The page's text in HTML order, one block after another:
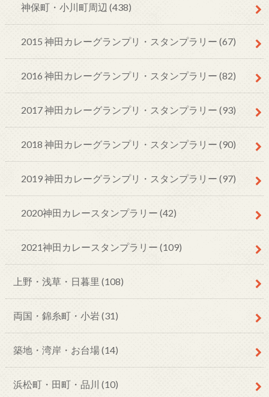
神保町・小川町周辺 (438)
2015 神田カレーグランプリ・スタンプラリー (67)
2016 神田カレーグランプリ・スタンプラリー (82)
2017 神田カレーグランプリ・スタンプラリー (93)
2018 神田カレーグランプリ・スタンプラリー (90)
2019 神田カレーグランプリ・スタンプラリー (97)
2020神田カレースタンプラリー (42)
2021神田カレースタンプラリー (109)
上野・浅草・日暮里 (108)
両国・錦糸町・小岩(31)
築地・湾岸・お台場(14)
浜松町・田町・品川 (10)